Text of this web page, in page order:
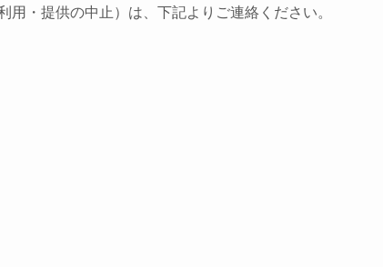
・提供の中止）は、下記よりご連絡ください。